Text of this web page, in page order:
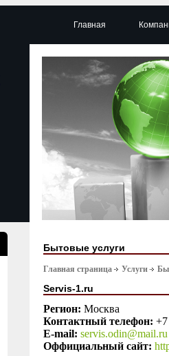
Главная
Бытовые услуги
Главная страница Услуги
Servis-1.ru
Регион: Москва
Контактный телефон:
E-mail: servis.odin@mail.ru
Оффициальный сайт: